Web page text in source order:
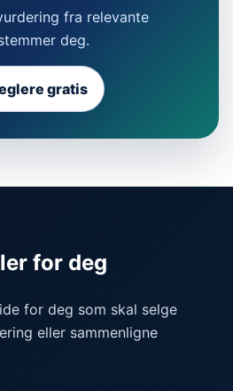
fra relevante
deg.
gratis
for deg
for deg som skal selge
eller sammenligne